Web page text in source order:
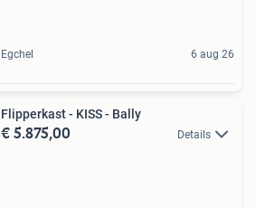
Egchel 6 aug 26
Flipperkast - KISS - Bally
€ 5.875,00 Details